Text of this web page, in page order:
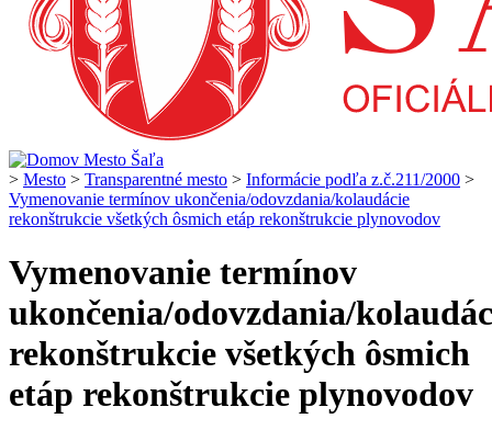
> Mesto > Transparentné mesto > Informácie podľa z.č.211/2000 >
Vymenovanie termínov ukončenia/odovzdania/kolaudácie
rekonštrukcie všetkých ôsmich etáp rekonštrukcie plynovodov
Vymenovanie termínov
ukončenia/odovzdania/
rekonštrukcie všetkých ôsmich
etáp rekonštrukcie plynovodov